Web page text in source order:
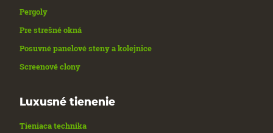
Pergoly
Pre strešné okná
Posuvné panelové steny a kolejnice
Screenové clony
Luxusné tienenie
Tieniaca technika